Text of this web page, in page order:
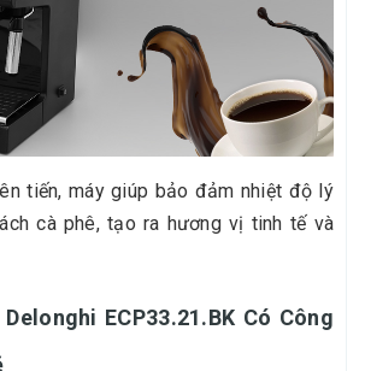
tiến, máy giúp bảo đảm nhiệt độ lý
cà phê, tạo ra hương vị tinh tế và
ECP33.21.BK Có Công